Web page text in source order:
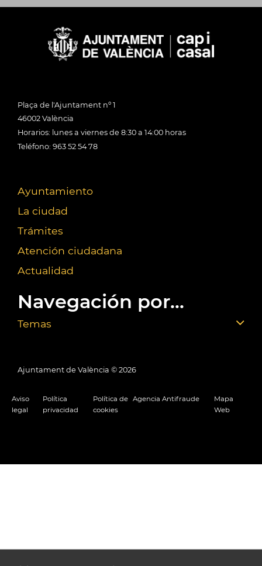
Plaça de l'Ajuntament nº 1
46002 València
Horarios: lunes a viernes de 8:30 a 14:00 horas
Teléfono: 963 52 54 78
Ayuntamiento
La ciudad
Trámites
Atención ciudadana
Actualidad
Navegación por...
Temas
Ajuntament de València © 2026
Aviso
legal
Política
privacidad
Política de
cookies
Agencia Antifraude
Mapa
Web